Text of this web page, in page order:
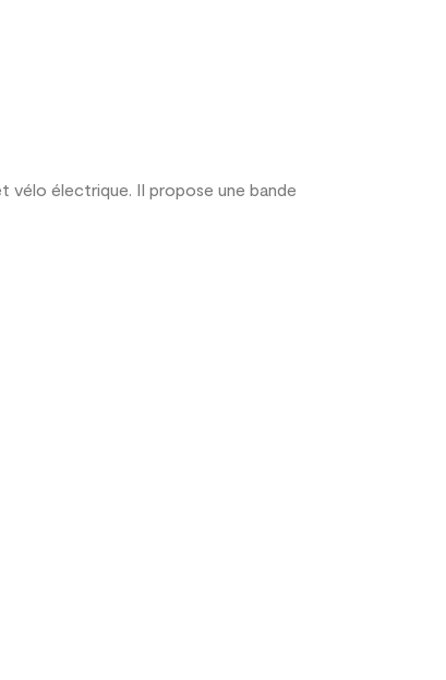
vélo électrique. Il propose une bande